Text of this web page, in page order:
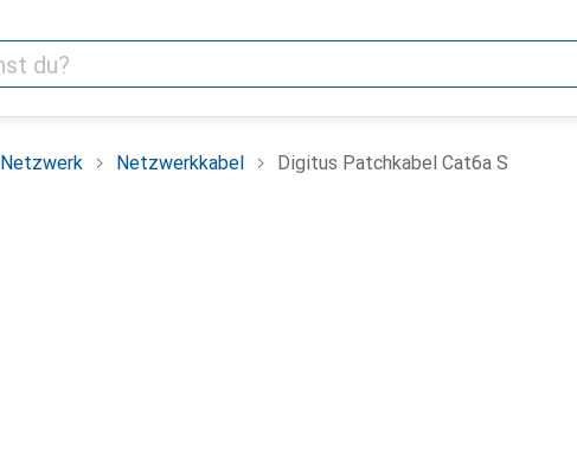
Netzwerk Netzwerkkabel Digitus Patchkabel Cat6a S